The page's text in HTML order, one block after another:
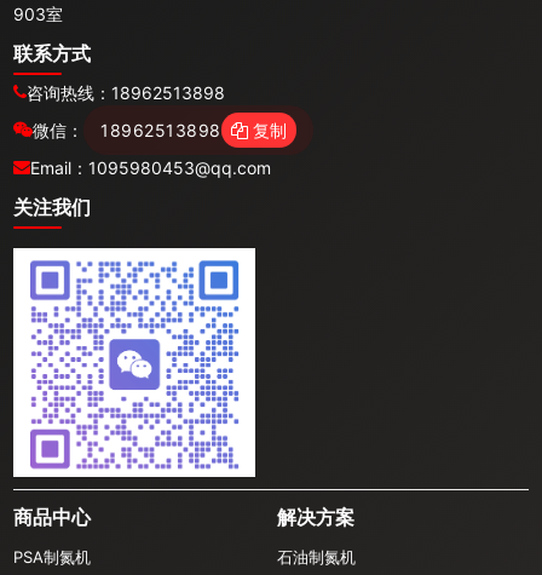
903室
联系方式
咨询热线：18962513898
微信：
18962513898
复制
Email：1095980453@qq.com
关注我们
商品中心
PSA制氮机
解决方案
石油制氮机